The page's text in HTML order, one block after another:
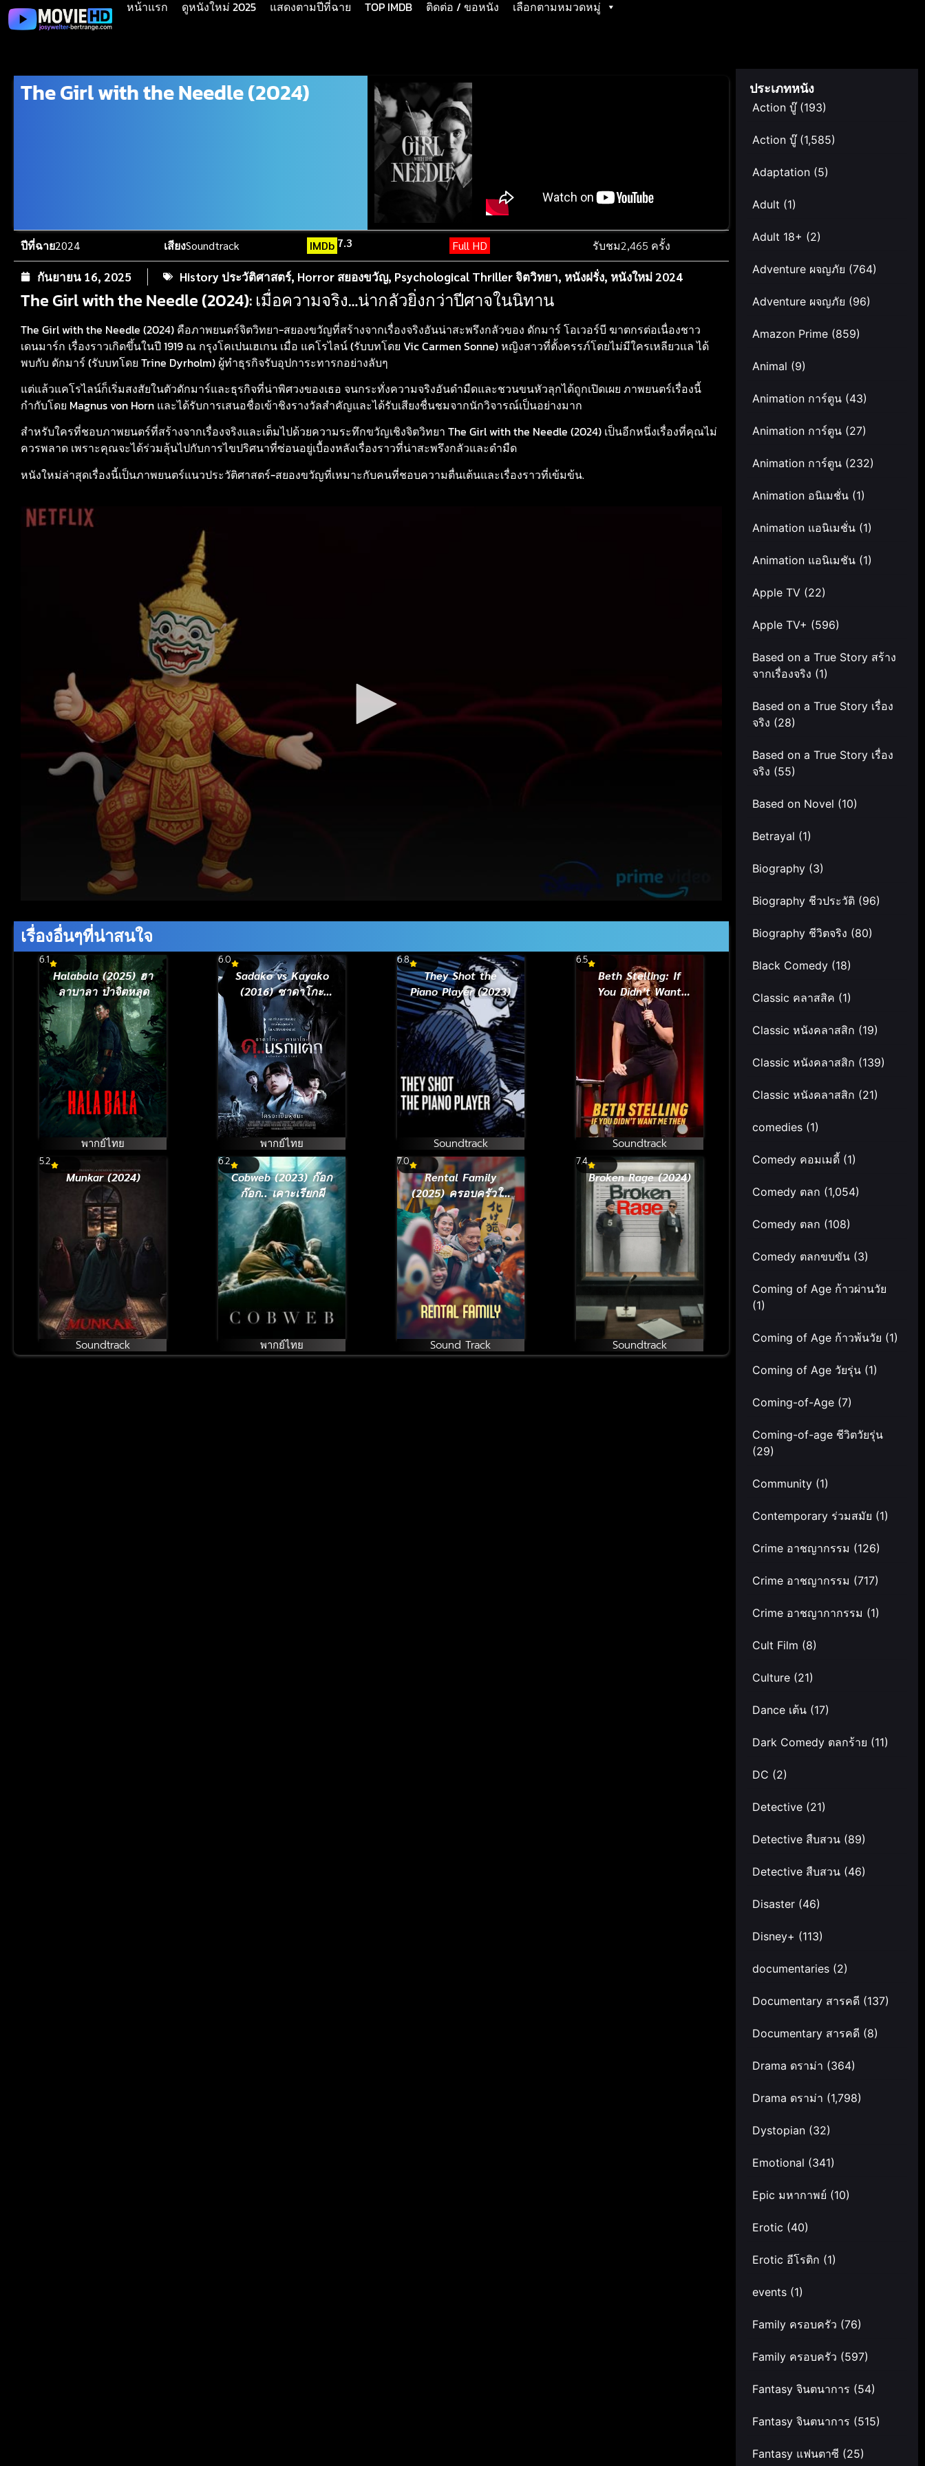
หน้าแรก ดูหนังใหม่ 2025 แสดงตามปีที่ฉาย TOP IMDB ติดต่อ / ขอหนัง เลือกตามหมวดหมู่
The Girl with the Needle (2024)
ปีที่ฉาย2024 เสียงSoundtrack IMDb7.3 Full HD รับชม2,465 ครั้ง
กันยายน 16, 2025 History ประวัติศาสตร์, Horror สยองขวัญ, Psychological Thriller จิตวิทยา, หนังฝรั่ง, หนังใหม่ 2024
The Girl with the Needle (2024): เมื่อความจริง…น่ากลัวยิ่งกว่าปีศาจในนิทาน
The Girl with the Needle (2024) คือภาพยนตร์จิตวิทยา-สยองขวัญที่สร้างจากเรื่องจริงอันน่าสะพรึงกลัวของ ดักมาร์ โอเวอร์บี ฆาตกรต่อเนื่องชาว
เดนมาร์ก เรื่องราวเกิดขึ้นในปี 1919 ณ กรุงโคเปนเฮเกน เมื่อ แคโรไลน์ (รับบทโดย Vic Carmen Sonne) หญิงสาวที่ตั้งครรภ์โดยไม่มีใครเหลียวแล ได้
พบกับ ดักมาร์ (รับบทโดย Trine Dyrholm) ผู้ทำธุรกิจรับอุปการะทารกอย่างลับๆ
แต่แล้วแคโรไลน์ก็เริ่มสงสัยในตัวดักมาร์และธุรกิจที่น่าพิศวงของเธอ จนกระทั่งความจริงอันดำมืดและชวนขนหัวลุกได้ถูกเปิดเผย ภาพยนตร์เรื่องนี้
กำกับโดย Magnus von Horn และได้รับการเสนอชื่อเข้าชิงรางวัลสำคัญและได้รับเสียงชื่นชมจากนักวิจารณ์เป็นอย่างมาก
สำหรับใครที่ชอบภาพยนตร์ที่สร้างจากเรื่องจริงและเต็มไปด้วยความระทึกขวัญเชิงจิตวิทยา The Girl with the Needle (2024) เป็นอีกหนึ่งเรื่องที่คุณไม่
ควรพลาด เพราะคุณจะได้ร่วมลุ้นไปกับการไขปริศนาที่ซ่อนอยู่เบื้องหลังเรื่องราวที่น่าสะพรึงกลัวและดำมืด
หนังใหม่ล่าสุดเรื่องนี้เป็นภาพยนตร์แนวประวัติศาสตร์-สยองขวัญที่เหมาะกับคนที่ชอบความตื่นเต้นและเรื่องราวที่เข้มข้น.
เรื่องอื่นๆที่น่าสนใจ
6.1
Halabala (2025) ฮา
ลาบาลา ป่าจิตหลุด
พากย์ไทย
6.0
Sadako vs Kayako
(2016) ซาดาโกะ
ปะทะ คายาโกะ ดุน
รกแตก
พากย์ไทย
6.8
They Shot the
Piano Player (2023)
Soundtrack
6.5
Beth Stelling: If
You Didn’t Want
Me Then (2023)
Soundtrack
5.2
Munkar (2024)
Soundtrack
6.2
Cobweb (2023) ก๊อก
ก๊อก.. เคาะเรียกผี
พากย์ไทย
7.0
Rental Family
(2025) ครอบครัวให้
เช่า
Sound Track
7.4
Broken Rage (2024)
Soundtrack
ประเภทหนัง
Action บู๊(193)
Action บู๊(1,585)
Adaptation (5)
Adult (1)
Adult 18+ (2)
Adventure ผจญภัย (764)
Adventure ผจญภัย (96)
Amazon Prime (859)
Animal (9)
Animation การ์ตูน (43)
Animation การ์ตูน (27)
Animation การ์ตูน (232)
Animation อนิเมชั่น (1)
Animation แอนิเมชั่น (1)
Animation แอนิเมชัน (1)
Apple TV (22)
Apple TV+ (596)
Based on a True Story สร้าง
จากเรื่องจริง (1)
Based on a True Story เรื่อง
จริง (28)
Based on a True Story เรื่อง
จริง (55)
Based on Novel (10)
Betrayal (1)
Biography (3)
Biography ชีวประวัติ (96)
Biography ชีวิตจริง (80)
Black Comedy (18)
Classic คลาสสิค (1)
Classic หนังคลาสสิก (19)
Classic หนังคลาสสิก (139)
Classic หนังคลาสสิก (21)
comedies (1)
Comedy คอมเมดี้ (1)
Comedy ตลก (1,054)
Comedy ตลก (108)
Comedy ตลกขบขัน (3)
Coming of Age ก้าวผ่านวัย
(1)
Coming of Age ก้าวพ้นวัย (1)
Coming of Age วัยรุ่น (1)
Coming-of-Age (7)
Coming-of-age ชีวิตวัยรุ่น
(29)
Community (1)
Contemporary ร่วมสมัย (1)
Crime อาชญากรรม (126)
Crime อาชญากรรม (717)
Crime อาชญากากรรม (1)
Cult Film (8)
Culture (21)
Dance เต้น (17)
Dark Comedy ตลกร้าย (11)
DC (2)
Detective (21)
Detective สืบสวน (89)
Detective สืบสวน (46)
Disaster (46)
Disney+ (113)
documentaries (2)
Documentary สารคดี (137)
Documentary สารคดี (8)
Drama ดราม่า (364)
Drama ดราม่า (1,798)
Dystopian (32)
Emotional (341)
Epic มหากาพย์ (10)
Erotic (40)
Erotic อีโรติก (1)
events (1)
Family ครอบครัว (76)
Family ครอบครัว (597)
Fantasy จินตนาการ (54)
Fantasy จินตนาการ (515)
Fantasy แฟนตาซี (25)